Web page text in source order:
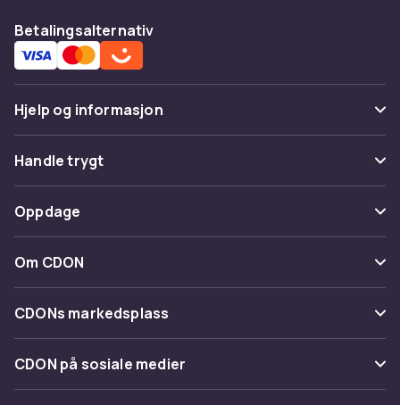
Betalingsalternativ
Hjelp og informasjon
Vanlige spørsmål
Spor pakke
Angre & returner her
Kontakt oss
Handle trygt
Betaling
Levering
Tilbakekallinger
Oppdage
Kategorier
Varemerker
Om CDON
Om oss
Kundeanmeldelser
Jobbe på CDON
CDONs markedsplass
Merchant Help Center
CDON på sosiale medier